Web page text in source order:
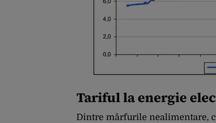
Tariful la energie
Dintre mărfurile nealimentare,